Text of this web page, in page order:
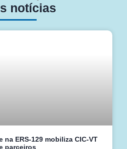
notícias
ERS-129 mobiliza CIC-VT
parceiros